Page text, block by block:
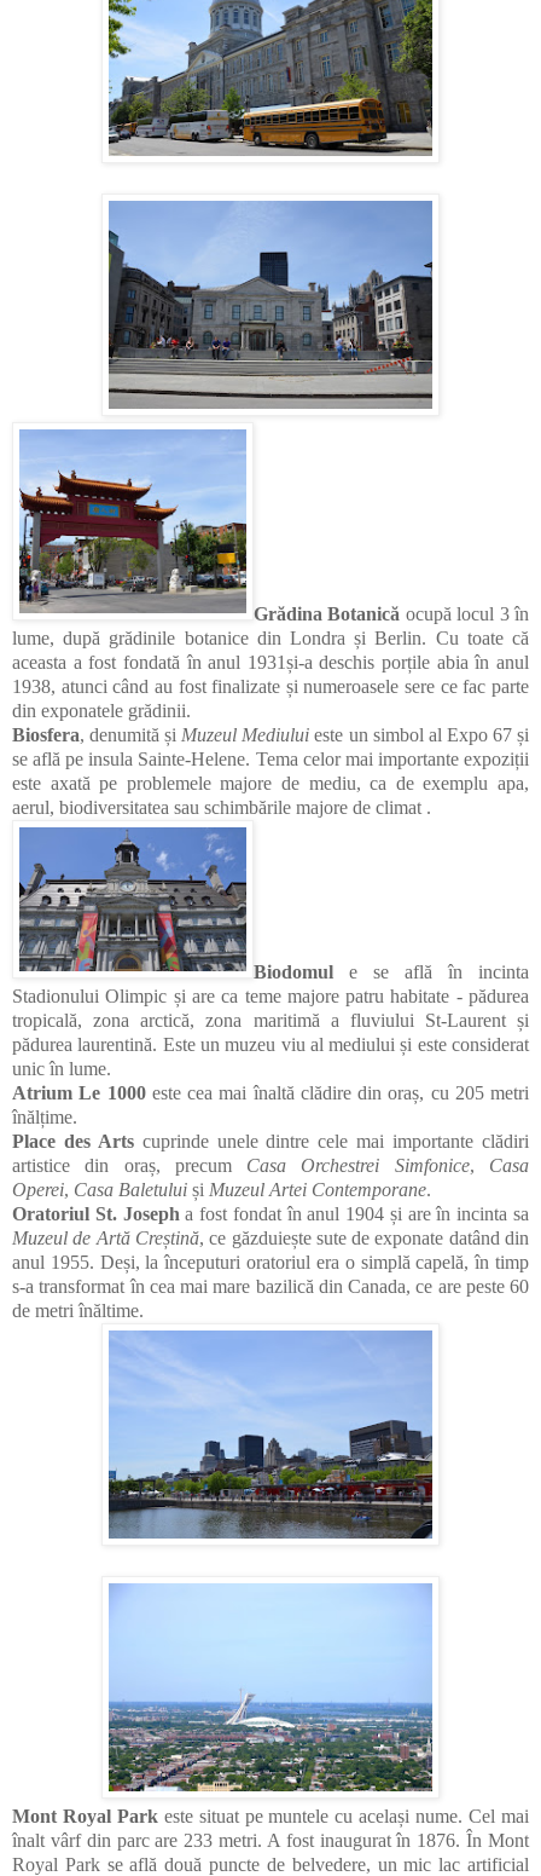
Grădina Botanică ocupă locul 3 în
lume, după grădinile botanice din Londra și Berlin. Cu toate că
aceasta a fost fondată în anul 1931și-a deschis porțile abia în anul
1938, atunci când au fost finalizate și numeroasele sere ce fac parte
din exponatele grădinii.
Biosfera, denumită și Muzeul Mediului este un simbol al Expo 67 și
se află pe insula Sainte-Helene. Tema celor mai importante expoziții
este axată pe problemele majore de mediu, ca de exemplu apa,
aerul, biodiversitatea sau schimbările majore de climat .
Biodomul e se află în incinta
Stadionului Olimpic și are ca teme majore patru habitate - pădurea
tropicală, zona arctică, zona maritimă a fluviului St-Laurent și
pădurea laurentină. Este un muzeu viu al mediului și este considerat
unic în lume.
Atrium Le 1000este cea mai înaltă clădire din oraș, cu 205 metri
înălțime.
Place des Artscuprinde unele dintre cele mai importante clădiri
artistice din oraș, precum Casa Orchestrei Simfonice, Casa
Operei, Casa Baletului și Muzeul Artei Contemporane.
Oratoriul St. Joseph a fost fondat în anul 1904 și are în incinta sa
Muzeul de Artă Creștină, ce găzduiește sute de exponate datând din
anul 1955. Deși, la începuturi oratoriul era o simplă capelă, în timp
s-a transformat în cea mai mare bazilică din Canada, ce are peste 60
de metri înăltime.
Mont Royal Parkeste situat pe muntele cu același nume. Cel mai
înalt vârf din parc are 233 metri. A fost inaugurat în 1876. În Mont
Royal Park se află două puncte de belvedere, un mic lac artificial